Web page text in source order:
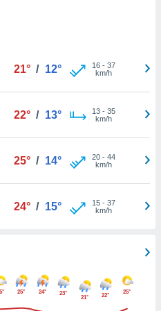
21° / 12° 16- 37
km/h
22° / 13° 13- 35
km/h
25° / 14° 20- 44
km/h
24° / 15° 15- 37
km/h
25° 24° 23°
21° 22°
25°